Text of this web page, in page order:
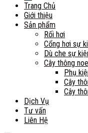
Trang Chủ
Giới thiệu
Sản phẩm
Rối hơi
Cổng hơi sự
Dù che sự
Cây thông
Phụ
Cây
Cây
Dịch Vụ
Tư vấn
Liên Hệ